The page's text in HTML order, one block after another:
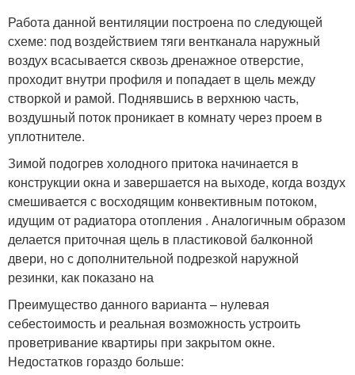
Работа данной вентиляции построена по следующей
схеме: под воздействием тяги вентканала наружный
воздух всасывается сквозь дренажное отверстие,
проходит внутри профиля и попадает в щель между
створкой и рамой. Поднявшись в верхнюю часть,
воздушный поток проникает в комнату через проем в
уплотнителе.
Зимой подогрев холодного притока начинается в
конструкции окна и завершается на выходе, когда воздух
смешивается с восходящим конвективным потоком,
идущим от радиатора отопления . Аналогичным образом
делается приточная щель в пластиковой балконной
двери, но с дополнительной подрезкой наружной
резинки, как показано на
Преимущество данного варианта – нулевая
себестоимость и реальная возможность устроить
проветривание квартиры при закрытом окне.
Недостатков гораздо больше: